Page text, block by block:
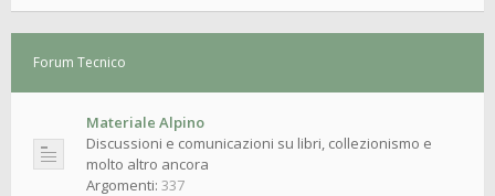
Forum Tecnico
Materiale Alpino
Discussioni e comunicazioni su libri, collezionismo e
molto altro ancora
Argomenti: 337